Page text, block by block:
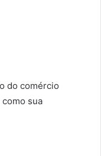
do comércio
sua